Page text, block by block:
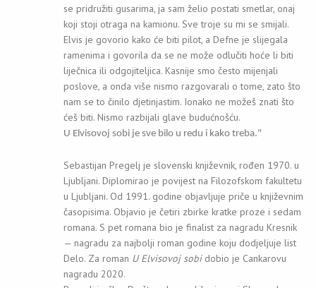
se pridružiti gusarima, ja sam želio postati smetlar, onaj
koji stoji otraga na kamionu. Sve troje su mi se smijali.
Elvis je govorio kako će biti pilot, a Defne je slijegala
ramenima i govorila da se ne može odlučiti hoće li biti
liječnica ili odgojiteljica. Kasnije smo često mijenjali
poslove, a onda više nismo razgovarali o tome, zato što
nam se to činilo djetinjastim. Ionako ne možeš znati što
ćeš biti. Nismo razbijali glave budućnošću.
U Elvisovoj sobi je sve bilo u redu i kako treba."
Sebastijan Pregelj je slovenski književnik, rođen 1970. u
Ljubljani. Diplomirao je povijest na Filozofskom fakultetu
u Ljubljani. Od 1991. godine objavljuje priče u književnim
časopisima. Objavio je četiri zbirke kratke proze i sedam
romana. S pet romana bio je finalist za nagradu Kresnik
— nagradu za najbolji roman godine koju dodjeljuje list
Delo. Za roman U Elvisovoj sobidobio je Cankarovu
nagradu 2020.